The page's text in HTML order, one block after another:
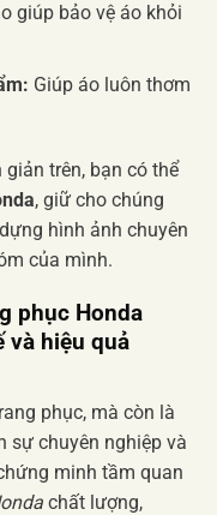
giúp bảo vệ áo khỏi
Giúp áo luôn thơm
trên, bạn có thể
, giữ cho chúng
hình ảnh chuyên
của mình.
phục Honda
và hiệu quả
phục, mà còn là
sự chuyên nghiệp và
minh tầm quan
chất lượng,